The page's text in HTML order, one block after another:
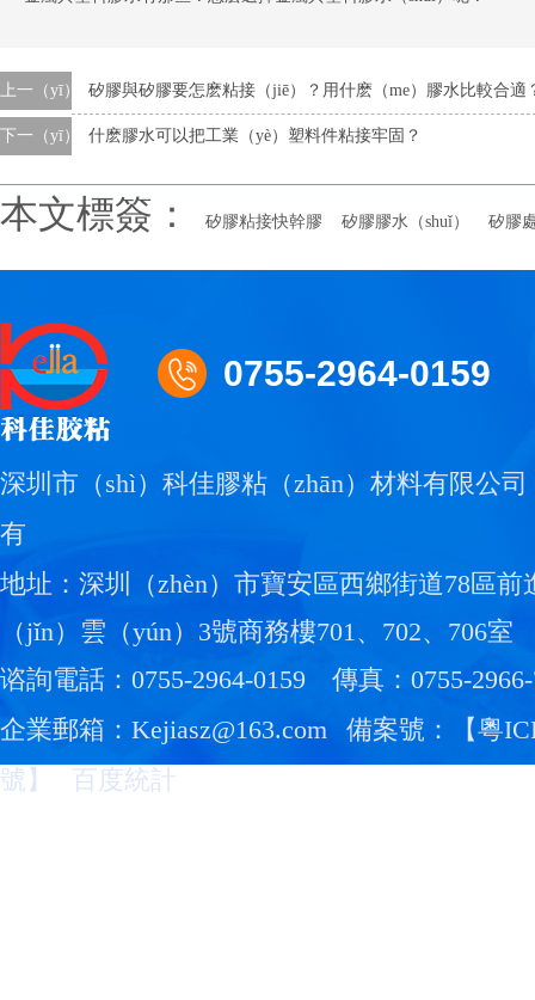
上一（yī）條矽膠與矽膠要怎麽粘接（jiē）？用什麽（me）膠水比較合適
下一（yī）條什麽膠水可以把工業（yè）塑料件粘接牢固？
本文標簽： 矽膠粘接快幹膠 矽膠膠水（shuǐ） 矽膠
0755-2964-0159
深圳市（shì）科佳膠粘（zhān）材料有限公司
有
地址：深圳（zhèn）市寶安區西鄉街道78區前
（jǐn）雲（yún）3號商務樓701、702、706室
谘詢電話：0755-2964-0159
傳真：0755-
企業郵箱：Kejiasz@163.com
備案號：【粵
號 】 百度統計